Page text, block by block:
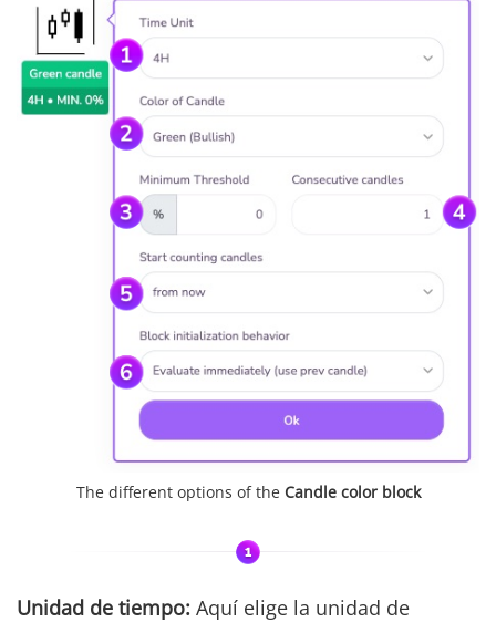
The different options of the Candle color block
Unidad de tiempo: Aquí elige la unidad de